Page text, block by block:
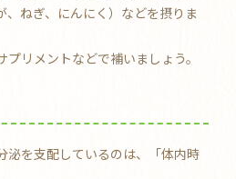
、ねぎ、にんにく）などを摂りま
リメントなどで補いましょう。
泌を支配しているのは、「体内時